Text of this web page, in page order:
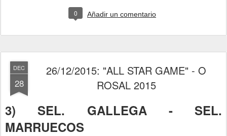
0 Añadir un comentario
DEC
28
26/12/2015: "ALL STAR GAME" - O
ROSAL 2015
3) SEL. GALLEGA - SEL.
MARRUECOS